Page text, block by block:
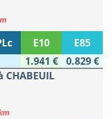
E10
E85
1.941 €
0.829 €